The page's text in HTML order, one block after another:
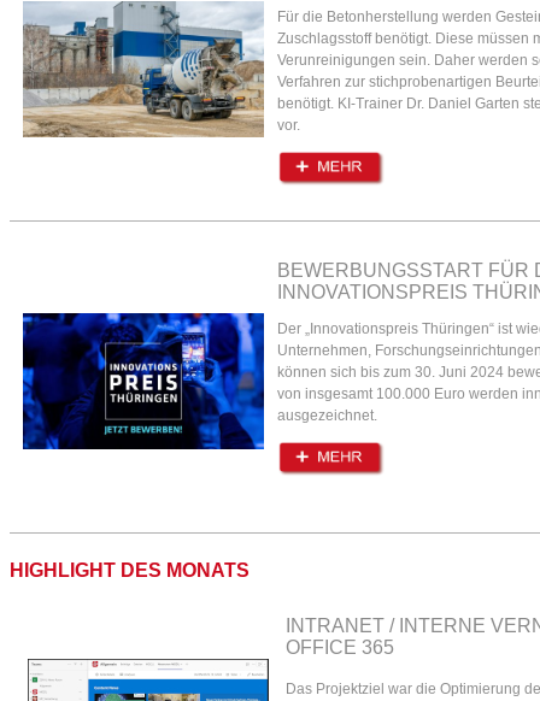
Für die Betonherstellung werden
Zuschlagsstoff benötigt. Diese müssen
Verunreinigungen sein. Daher werden
Verfahren zur stichprobenartigen
benötigt. KI-Trainer Dr. Daniel Garten
vor.
BEWERBUNGSSTART FÜR
INNOVATIONSPREIS
Der „Innovationspreis Thüringen“ ist
Unternehmen,
können sich bis zum 30. Juni 2024
von insgesamt 100.000 Euro werden
ausgezeichnet.
HIGHLIGHT DES MONATS
INTRANET / INTERNE
OFFICE 365
Das Projektziel war die Optimierung